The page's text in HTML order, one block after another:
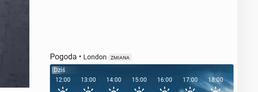
Pogoda • London ZMIANA
Dziś
12:00
13:00 14:00 15:00 16:00 17:00 18:00 19:00